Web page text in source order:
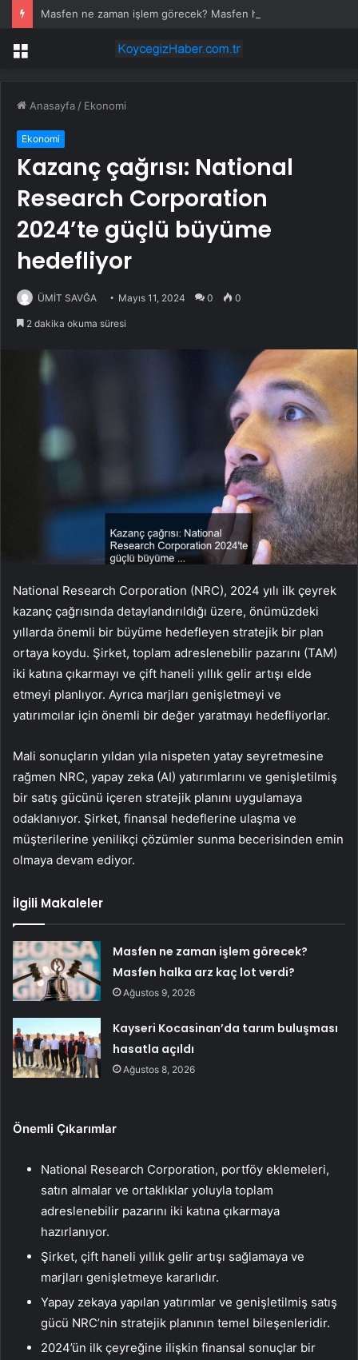
Menü
Anasayfa / Ekonomi
Ekonomi
Kazanç çağrısı: National
Research Corporation
2024’te güçlü büyüme
hedefliyor
ÜMİT SAVĞA Mayıs 11, 2024 0 0
2 dakika okuma süresi
National Research Corporation (NRC), 2024 yılı ilk çeyrek
kazanç çağrısında detaylandırıldığı üzere, önümüzdeki
yıllarda önemli bir büyüme hedefleyen stratejik bir plan
ortaya koydu. Şirket, toplam adreslenebilir pazarını (TAM)
iki katına çıkarmayı ve çift haneli yıllık gelir artışı elde
etmeyi planlıyor. Ayrıca marjları genişletmeyi ve
yatırımcılar için önemli bir değer yaratmayı hedefliyorlar.
Mali sonuçların yıldan yıla nispeten yatay seyretmesine
rağmen NRC, yapay zeka (AI) yatırımlarını ve genişletilmiş
bir satış gücünü içeren stratejik planını uygulamaya
odaklanıyor. Şirket, finansal hedeflerine ulaşma ve
müşterilerine yenilikçi çözümler sunma becerisinden emin
olmaya devam ediyor.
İlgili Makaleler
Masfen ne zaman işlem görecek?
Masfen halka arz kaç lot verdi?
Ağustos 9, 2026
Kayseri Kocasinan’da tarım buluşması
hasatla açıldı
Ağustos 8, 2026
Önemli Çıkarımlar
National Research Corporation, portföy eklemeleri,
satın almalar ve ortaklıklar yoluyla toplam
adreslenebilir pazarını iki katına çıkarmaya
hazırlanıyor.
Şirket, çift haneli yıllık gelir artışı sağlamaya ve
marjları genişletmeye kararlıdır.
Yapay zekaya yapılan yatırımlar ve genişletilmiş satış
gücü NRC’nin stratejik planının temel bileşenleridir.
2024’ün ilk çeyreğine ilişkin finansal sonuçlar bir